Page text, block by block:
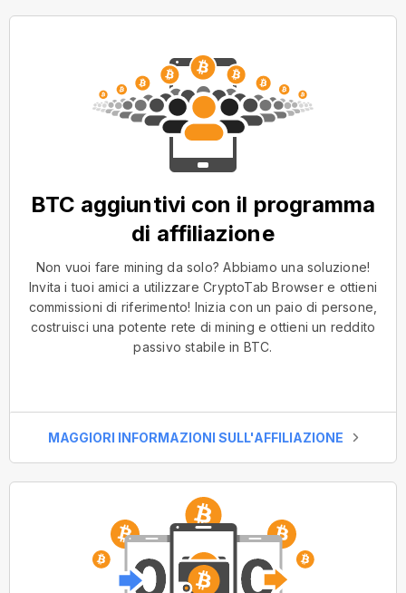
BTC aggiuntivi con il programma
di affiliazione
Non vuoi fare mining da solo? Abbiamo una soluzione!
Invita i tuoi amici a utilizzare CryptoTab Browser e ottieni
commissioni di riferimento! Inizia con un paio di persone,
costruisci una potente rete di mining e ottieni un reddito
passivo stabile in BTC.
MAGGIORI INFORMAZIONI SULL'AFFILIAZIONE